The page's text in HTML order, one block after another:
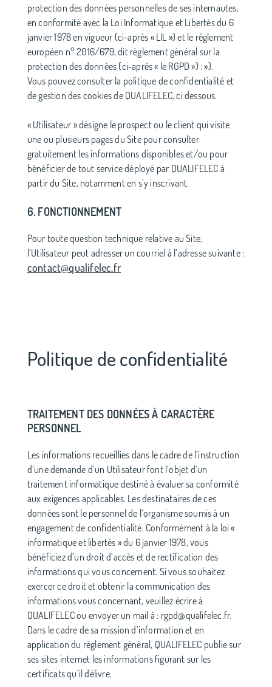
protection des données personnelles de ses internautes,
en conformité avec la Loi Informatique et Libertés du 6
janvier 1978 en vigueur (ci-après « LIL ») et le règlement
européen n° 2016/679, dit règlement général sur la
protection des données (ci-après « le RGPD ») : »).
Vous pouvez consulter la politique de confidentialité et
de gestion des cookies de QUALIFELEC, ci dessous.
« Utilisateur » désigne le prospect ou le client qui visite
une ou plusieurs pages du Site pour consulter
gratuitement les informations disponibles et/ou pour
bénéficier de tout service déployé par QUALIFELEC à
partir du Site, notamment en s’y inscrivant.
6. FONCTIONNEMENT
Pour toute question technique relative au Site,
l’Utilisateur peut adresser un courriel à l’adresse suivante :
contact@qualifelec.fr
Politique de confidentialité
TRAITEMENT DES DONNÉES À CARACTÈRE
PERSONNEL
Les informations recueillies dans le cadre de l’instruction
d’une demande d’un Utilisateur font l’objet d’un
traitement informatique destiné à évaluer sa conformité
aux exigences applicables. Les destinataires de ces
données sont le personnel de l’organisme soumis à un
engagement de confidentialité. Conformément à la loi «
informatique et libertés » du 6 janvier 1978, vous
bénéficiez d’un droit d’accès et de rectification des
informations qui vous concernent. Si vous souhaitez
exercer ce droit et obtenir la communication des
informations vous concernant, veuillez écrire à
QUALIFELEC ou envoyer un mail à : rgpd@qualifelec.fr.
Dans le cadre de sa mission d’information et en
application du règlement général, QUALIFELEC publie sur
ses sites internet les informations figurant sur les
certificats qu’il délivre.